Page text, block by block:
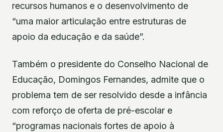
recursos humanos e o desenvolvimento de
“uma maior articulação entre estruturas de
apoio da educação e da saúde”.
Também o presidente do Conselho Nacional de
Educação, Domingos Fernandes, admite que o
problema tem de ser resolvido desde a infância
com reforço de oferta de pré-escolar e
“programas nacionais fortes de apoio à